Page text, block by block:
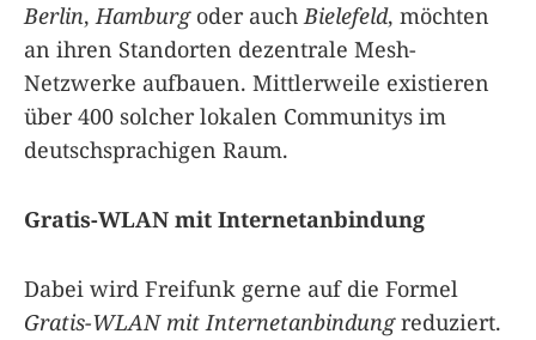
Berlin,Hamburgoder auchBielefeld, möchten
an ihren Standorten dezentrale Mesh-
Netzwerke aufbauen. Mittlerweile existieren
über 400 solcher lokalen Communitys im
deutschsprachigen Raum.
Gratis-WLAN mit Internetanbindung
Dabei wird Freifunk gerne auf die Formel
Gratis-WLAN mit Internetanbindungreduziert.